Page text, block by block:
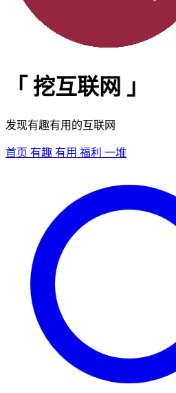
「 挖互联网 」
发现有趣有用的互联网
首页 有趣 有用 福利 一堆